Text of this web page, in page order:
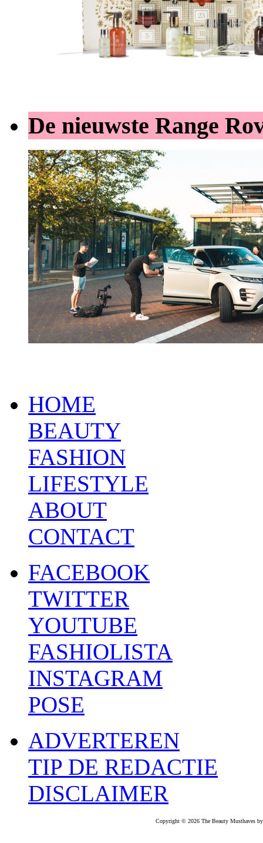
De nieuwste Range
HOME
BEAUTY
FASHION
LIFESTYLE
ABOUT
CONTACT
FACEBOOK
TWITTER
YOUTUBE
FASHIOLISTA
INSTAGRAM
POSE
ADVERTEREN
TIP DE REDACTIE
DISCLAIMER
Copyright © 2026 The Beauty Musthaves